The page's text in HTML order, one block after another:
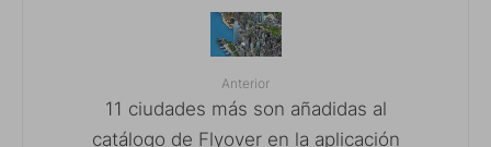
Anterior
11 ciudades más son añadidas al
catálogo de Flyover en la aplicación